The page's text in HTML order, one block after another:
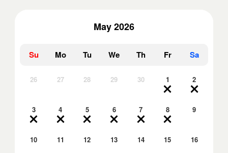
May 2026
Su Mo Tu We Th Fr Sa
26 27 28 29 30 1 2
3 4 5 6 7 8 9
10 11 12 13 14 15 16